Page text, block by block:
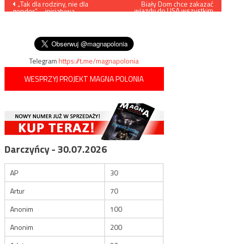
„Tak dla rodziny, nie dla
gender” – inicjatywa
Biały Dom chce zakazać
wjazdu do USA wszystkim
Telegramhttps://t.me/magnapolonia
WESPRZYJ PROJEKT MAGNA POLONIA
Darczyńcy - 30.07.2026
AP
30
Artur
70
Anonim
100
Anonim
200